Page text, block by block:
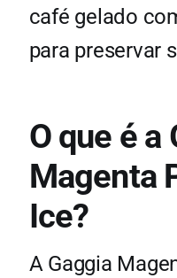
café gelado
para preservar
O que é a
Magenta
Ice?
A Gaggia